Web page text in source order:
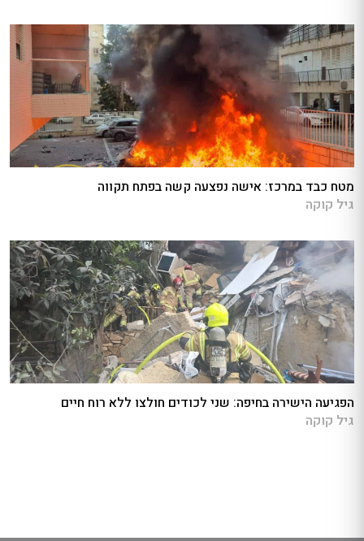
מטח כבד במרכז: אישה נפצעה קשה בפתח תקווה
גיל קוקה
הפגיעה הישירה בחיפה: שני לכודים חולצו ללא רוח חיים
גיל קוקה